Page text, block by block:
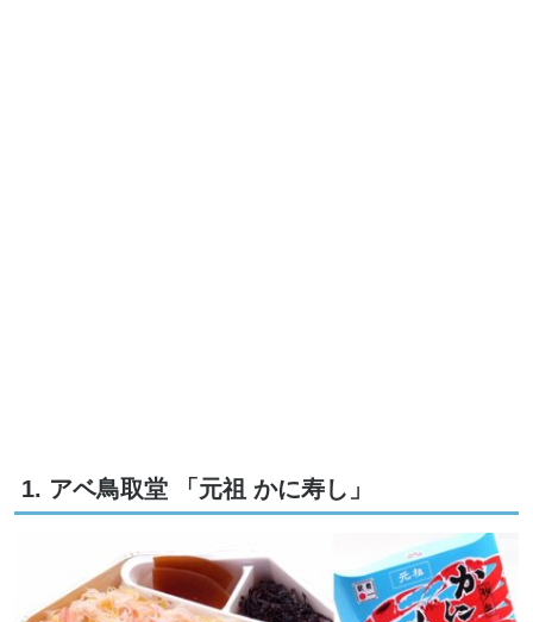
1. アベ鳥取堂 「元祖 かに寿し」